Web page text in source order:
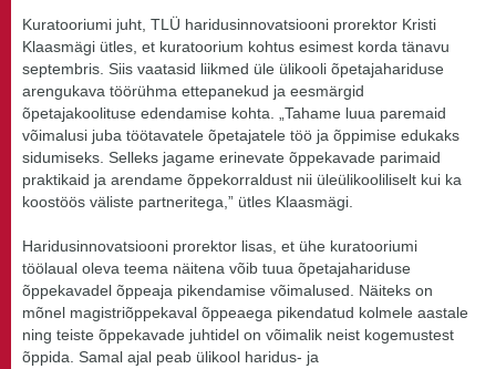
Kuratooriumi juht, TLÜ haridusinnovatsiooni prorektor Kristi
Klaasmägi ütles, et kuratoorium kohtus esimest korda tänavu
septembris. Siis vaatasid liikmed üle ülikooli õpetajahariduse
arengukava töörühma ettepanekud ja eesmärgid
õpetajakoolituse edendamise kohta. „Tahame luua paremaid
võimalusi juba töötavatele õpetajatele töö ja õppimise edukaks
sidumiseks. Selleks jagame erinevate õppekavade parimaid
praktikaid ja arendame õppekorraldust nii üleülikooliliselt kui ka
koostöös väliste partneritega,” ütles Klaasmägi.
Haridusinnovatsiooni prorektor lisas, et ühe kuratooriumi
töölaual oleva teema näitena võib tuua õpetajahariduse
õppekavadel õppeaja pikendamise võimalused. Näiteks on
mõnel magistriõppekaval õppeaega pikendatud kolmele aastale
ning teiste õppekavade juhtidel on võimalik neist kogemustest
õppida. Samal ajal peab ülikool haridus- ja